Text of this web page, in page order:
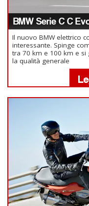
BMW Serie C C
Il nuovo BMW elettrico
interessante. Spinge
tra 70 km e 100 km e si
la qualità generale